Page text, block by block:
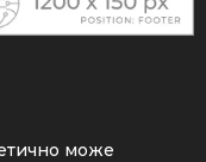
може